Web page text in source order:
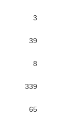
3
39
8
339
65